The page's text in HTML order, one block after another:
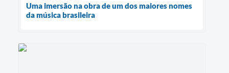
Uma imersão na obra de um dos maiores nomes
da música brasileira